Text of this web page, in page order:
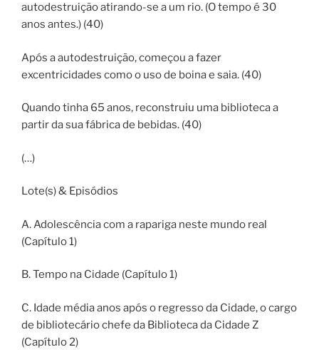
autodestruição atirando-se a um rio. (O tempo é 30
anos antes.) (40)
Após a autodestruição, começou a fazer
excentricidades como o uso de boina e saia. (40)
Quando tinha 65 anos, reconstruiu uma biblioteca a
partir da sua fábrica de bebidas. (40)
(…)
Lote(s) & Episódios
A. Adolescência com a rapariga neste mundo real
(Capítulo 1)
B. Tempo na Cidade (Capítulo 1)
C. Idade média anos após o regresso da Cidade, o cargo
de bibliotecário chefe da Biblioteca da Cidade Z
(Capítulo 2)